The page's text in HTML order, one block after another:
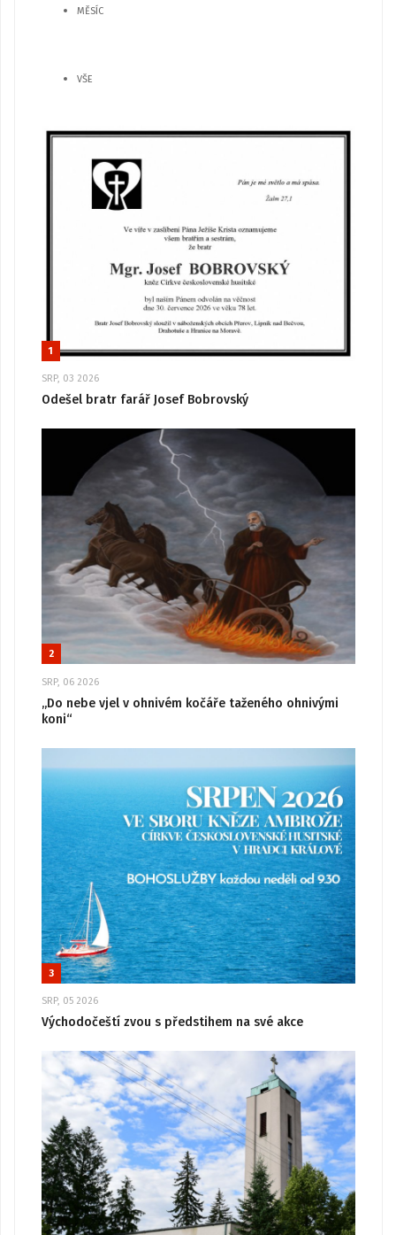
MĚSÍC
VŠE
1
SRP, 03 2026
Odešel bratr farář Josef Bobrovský
2
SRP, 06 2026
„Do nebe vjel v ohnivém kočáře taženého ohnivými
koni“
3
SRP, 05 2026
Východočeští zvou s předstihem na své akce